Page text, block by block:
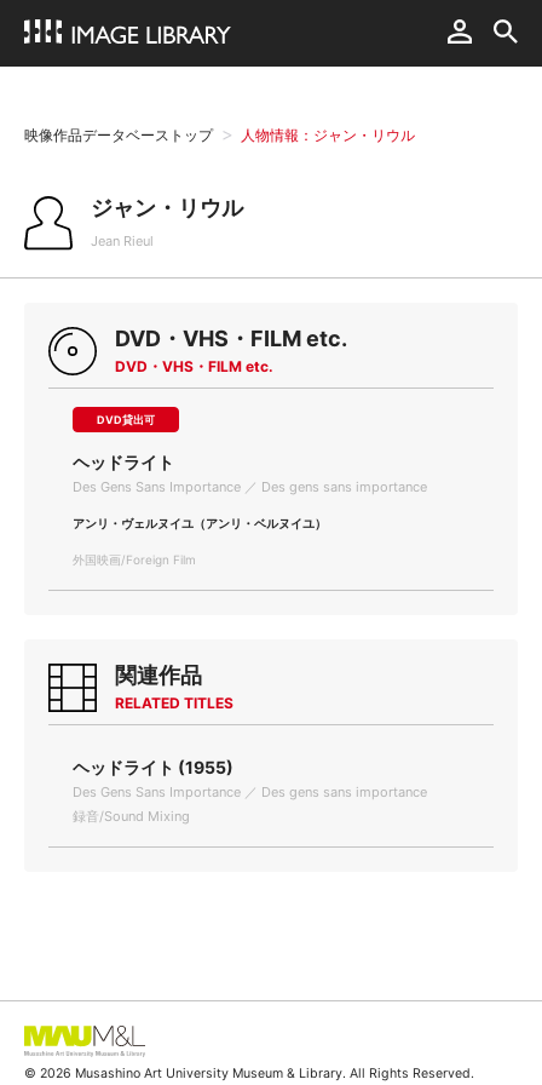
映像作品データベーストップ 人物情報：ジャン・リウル
ジャン・リウル
Jean Rieul
DVD・VHS・FILM etc.
DVD・VHS・FILM etc.
DVD貸出可
ヘッドライト
Des Gens Sans Importance ／ Des gens sans importance
アンリ・ヴェルヌイユ（アンリ・ベルヌイユ）
外国映画/Foreign Film
関連作品
RELATED TITLES
ヘッドライト (1955)
Des Gens Sans Importance ／ Des gens sans importance
録音/Sound Mixing
© 2026 Musashino Art University Museum & Library. All Rights Reserved.